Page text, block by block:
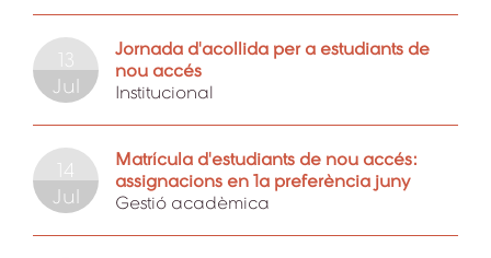
13
Jul
Jornada d'acollida per a estudiants de
nou accés
Institucional
14
Jul
Matrícula d'estudiants de nou accés:
assignacions en 1a preferència juny
Gestió acadèmica